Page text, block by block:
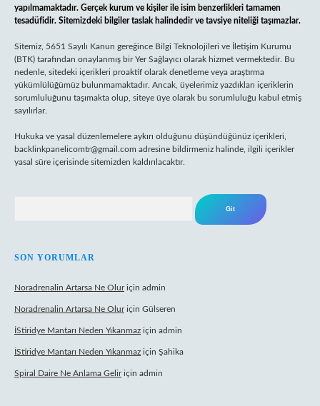
yapılmamaktadır. Gerçek kurum ve kişiler ile isim benzerlikleri tamamen
tesadüfidir. Sitemizdeki bilgiler taslak halindedir ve tavsiye niteliği taşımazlar.
Sitemiz, 5651 Sayılı Kanun gereğince Bilgi Teknolojileri ve İletişim Kurumu
(BTK) tarafından onaylanmış bir Yer Sağlayıcı olarak hizmet vermektedir. Bu
nedenle, sitedeki içerikleri proaktif olarak denetleme veya araştırma
yükümlülüğümüz bulunmamaktadır. Ancak, üyelerimiz yazdıkları içeriklerin
sorumluluğunu taşımakta olup, siteye üye olarak bu sorumluluğu kabul etmiş
sayılırlar.
Hukuka ve yasal düzenlemelere aykırı olduğunu düşündüğünüz içerikleri,
backlinkpanelicomtr@gmail.com adresine bildirmeniz halinde, ilgili içerikler
yasal süre içerisinde sitemizden kaldırılacaktır.
SON YORUMLAR
Noradrenalin Artarsa Ne Oluriçin admin
Noradrenalin Artarsa Ne Oluriçin Gülseren
İStiridye Mantarı Neden Yıkanmaz için admin
İStiridye Mantarı Neden Yıkanmaz için Şahika
Spiral Daire Ne Anlama Geliriçin admin